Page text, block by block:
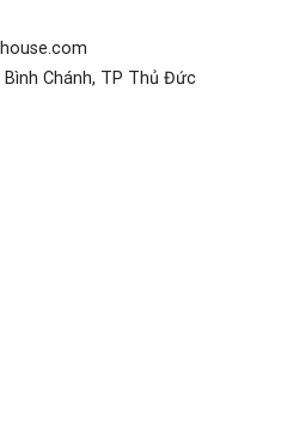
Chánh, TP Thủ Đức